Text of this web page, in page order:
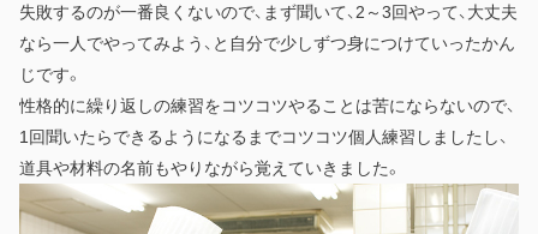
失敗するのが一番良くないので、まず聞いて、2～3回やって、大丈夫
なら一人でやってみよう、と自分で少しずつ身につけていったかん
じです。
性格的に繰り返しの練習をコツコツやることは苦にならないので、
1回聞いたらできるようになるまでコツコツ個人練習しましたし、
道具や材料の名前もやりながら覚えていきました。